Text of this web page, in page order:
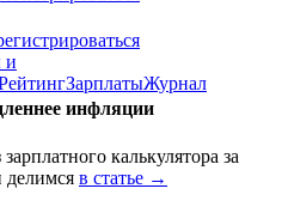
и
ЗарплатыЖурнал
инфляции
калькулятора за
делимся в статье →